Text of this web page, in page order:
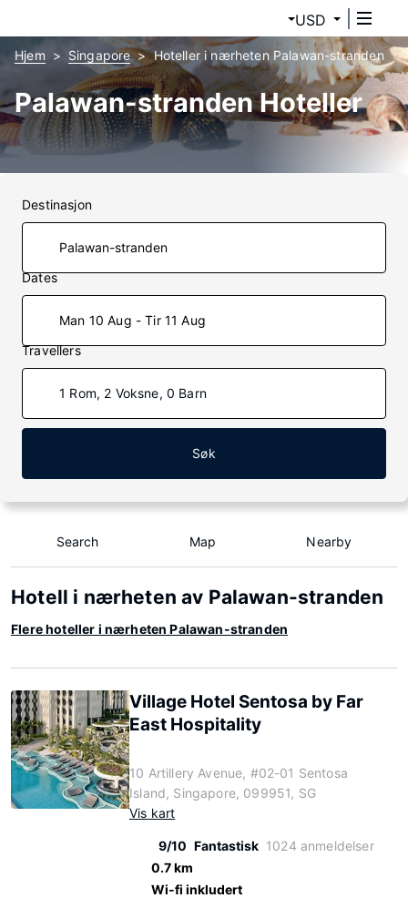
USD
Hjem Singapore Hoteller i nærheten Palawan-stranden
Palawan-stranden Hoteller
Destinasjon
Dates
Man 10 Aug - Tir 11 Aug
Travellers
1 Rom, 2 Voksne, 0 Barn
Søk
Search Map Nearby
Hotell i nærheten av Palawan-stranden
Flere hoteller i nærheten Palawan-stranden
Village Hotel Sentosa by Far
East Hospitality
10 Artillery Avenue, #02-01 Sentosa
Island, Singapore, 099951, SG
Vis kart
9/10 Fantastisk 1024 anmeldelser
0.7 km
Wi-fi inkludert